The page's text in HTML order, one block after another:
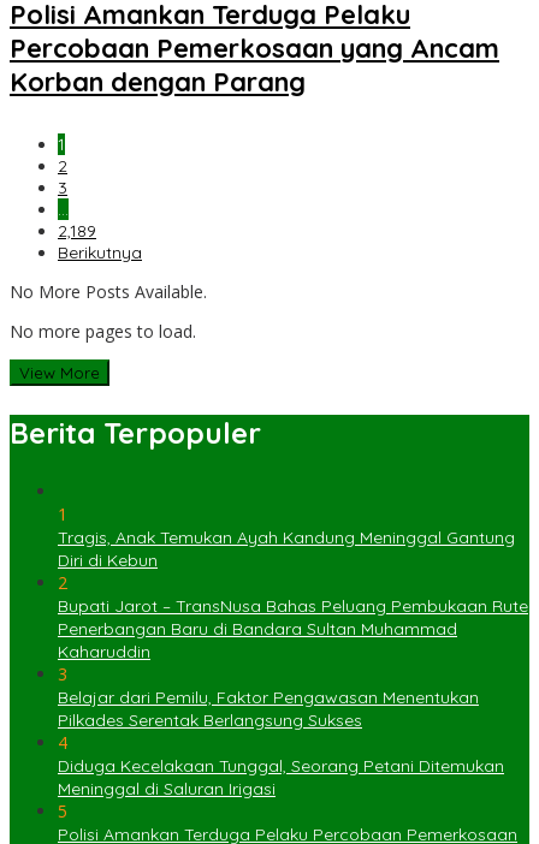
Polisi Amankan Terduga Pelaku
Percobaan Pemerkosaan yang Ancam
Korban dengan Parang
1
2
3
…
2,189
Berikutnya
No More Posts Available.
No more pages to load.
View More
Berita Terpopuler
1
Tragis, Anak Temukan Ayah Kandung Meninggal Gantung
Diri di Kebun
2
Bupati Jarot – TransNusa Bahas Peluang Pembukaan Rute
Penerbangan Baru di Bandara Sultan Muhammad
Kaharuddin
3
Belajar dari Pemilu, Faktor Pengawasan Menentukan
Pilkades Serentak Berlangsung Sukses
4
Diduga Kecelakaan Tunggal, Seorang Petani Ditemukan
Meninggal di Saluran Irigasi
5
Polisi Amankan Terduga Pelaku Percobaan Pemerkosaan